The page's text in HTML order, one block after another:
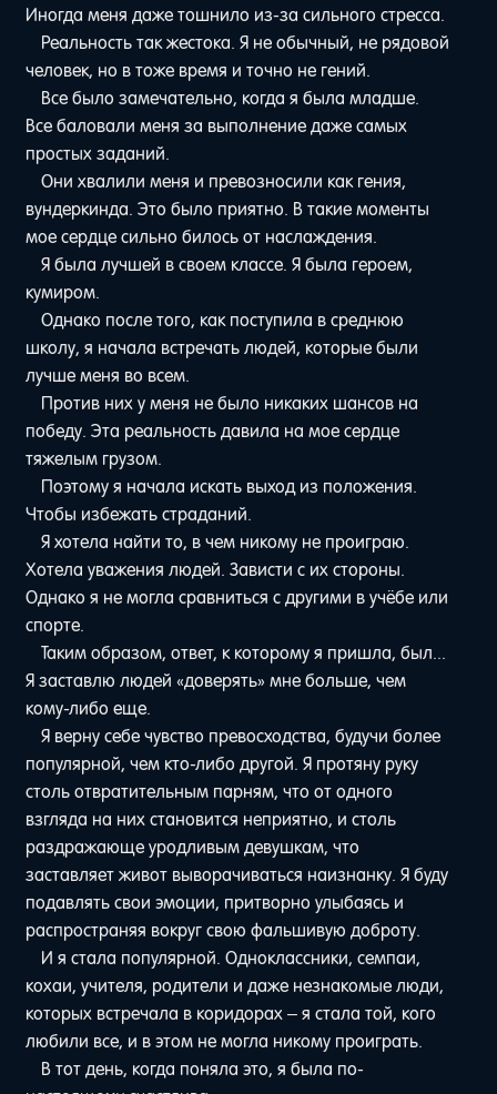
Иногда меня даже тошнило из-за сильного стресса.
Реальность так жестока. Я не обычный, не рядовой
человек, но в тоже время и точно не гений.
Все было замечательно, когда я была младше.
Все баловали меня за выполнение даже самых
простых заданий.
Они хвалили меня и превозносили как гения,
вундеркинда. Это было приятно. В такие моменты
мое сердце сильно билось от наслаждения.
Я была лучшей в своем классе. Я была героем,
кумиром.
Однако после того, как поступила в среднюю
школу, я начала встречать людей, которые были
лучше меня во всем.
Против них у меня не было никаких шансов на
победу. Эта реальность давила на мое сердце
тяжелым грузом.
Поэтому я начала искать выход из положения.
Чтобы избежать страданий.
Я хотела найти то, в чем никому не проиграю.
Хотела уважения людей. Зависти с их стороны.
Однако я не могла сравниться с другими в учёбе или
спорте.
Таким образом, ответ, к которому я пришла, был...
Я заставлю людей «доверять» мне больше, чем
кому-либо еще.
Я верну себе чувство превосходства, будучи более
популярной, чем кто-либо другой. Я протяну руку
столь отвратительным парням, что от одного
взгляда на них становится неприятно, и столь
раздражающе уродливым девушкам, что
заставляет живот выворачиваться наизнанку. Я буду
подавлять свои эмоции, притворно улыбаясь и
распространяя вокруг свою фальшивую доброту.
И я стала популярной. Одноклассники, семпаи,
кохаи, учителя, родители и даже незнакомые люди,
которых встречала в коридорах – я стала той, кого
любили все, и в этом не могла никому проиграть.
В тот день, когда поняла это, я была по-